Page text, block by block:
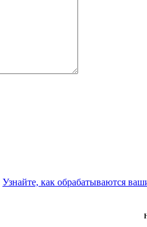
Узнайте, как обрабатываются